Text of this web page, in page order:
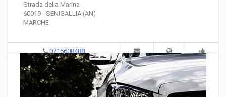
Strada della Marina
60019 - SENIGALLIA (AN)
MARCHE
0716608488